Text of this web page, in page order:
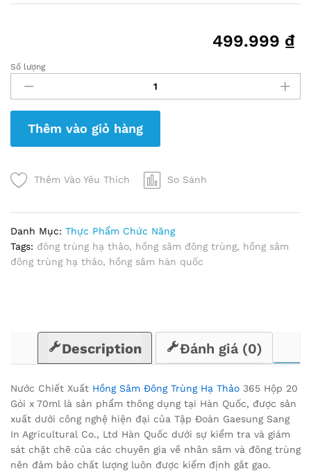
499.999 ₫
Nước
Chiết
Xuất
Hồng
Đông
Hạ
20
Gói
x
Số lượng
Thêm vào giỏ hàng
Thêm Vào Yêu Thích So Sánh
Danh Mục: Thực Phẩm Chức Năng
Tags: đông trùng hạ thảo, hồng sâm đông trùng, hồng sâm
đông trùng hạ thảo, hồng sâm hàn quốc
Description Đánh giá (0)
Nước Chiết Xuất Hồng Sâm Đông Trùng Hạ Thảo 365 Hộp 20
Gói x 70ml là sản phẩm thông dụng tại Hàn Quốc, được sản
xuất dưới công nghệ hiện đại của Tập Đoàn Gaesung Sang
In Agricultural Co., Ltd Hàn Quốc dưới sự kiểm tra và giám
sát chặt chẽ của các chuyên gia về nhân sâm và đông trùng
nên đảm bảo chất lượng luôn được kiểm định gắt gao.